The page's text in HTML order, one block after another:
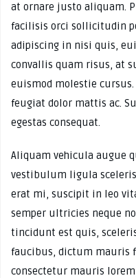
at ornare justo aliquam.
facilisis orci sollicitudin
adipiscing in nisi quis,
convallis quam risus, at
euismod molestie
feugiat dolor mattis ac.
egestas consequat.
Aliquam vehicula augue
vestibulum ligula
erat mi, suscipit in leo
semper ultricies neque
tincidunt est quis,
faucibus, dictum mauris
consectetur mauris